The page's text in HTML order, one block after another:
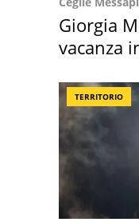
Giorgia
vacanza
TERRITORIO